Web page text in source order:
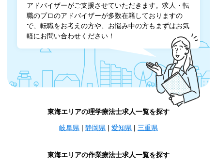
アドバイザーがご支援させていただきます。求人・転
職のプロのアドバイザーが多数在籍しておりますの
で、転職をお考えの方や、お悩み中の方もまずはお気
軽にお問い合わせください！
東海エリアの理学療法士求人一覧を探す
岐阜県 | 静岡県 | 愛知県 | 三重県
東海エリアの作業療法士求人一覧を探す